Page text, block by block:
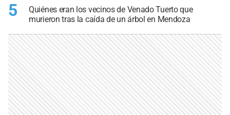
5
Quiénes eran los vecinos de Venado Tuerto que
murieron tras la caída de un árbol en Mendoza